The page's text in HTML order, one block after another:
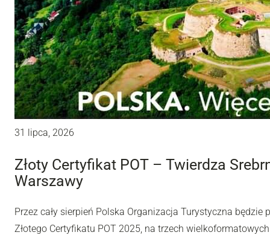
31 lipca, 2026
Złoty Certyfikat POT – Twierdza
Warszawy
Przez cały sierpień Polska Organizacja Turystyczna
Złotego Certyfikatu POT 2025, na trzech